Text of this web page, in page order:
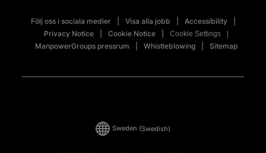
Följ oss i sociala medier Visa alla jobb
Accessibility
Privacy Notice
Cookie Notice Cookie Settings
ManpowerGroups pressrum Whistleblowing Sitemap
Sweden (Swedish)